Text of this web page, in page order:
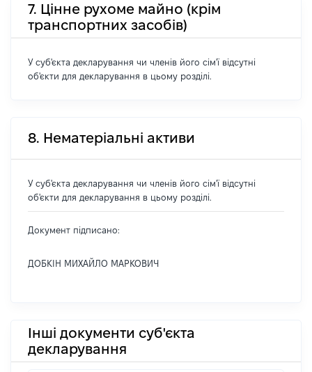
7. Цінне рухоме майно (крім
транспортних засобів)
У суб'єкта декларування чи членів його сім'ї відсутні
об'єкти для декларування в цьому розділі.
8. Нематеріальні активи
У суб'єкта декларування чи членів його сім'ї відсутні
об'єкти для декларування в цьому розділі.
Документ підписано:
ДОБКІН МИХАЙЛО МАРКОВИЧ
Інші документи суб'єкта
декларування